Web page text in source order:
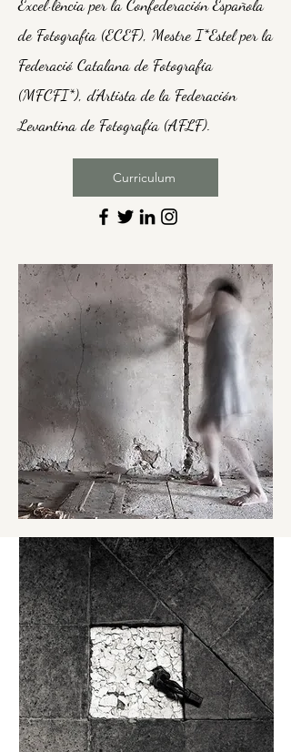
Excel·lència per la Confederación Española
de Fotografia (ECEF), Mestre I*Estel per la
Federació Catalana de Fotografia
(MFCFI*), d'Artista de la Federación
Levantina de Fotografía (AFLF).
Curriculum